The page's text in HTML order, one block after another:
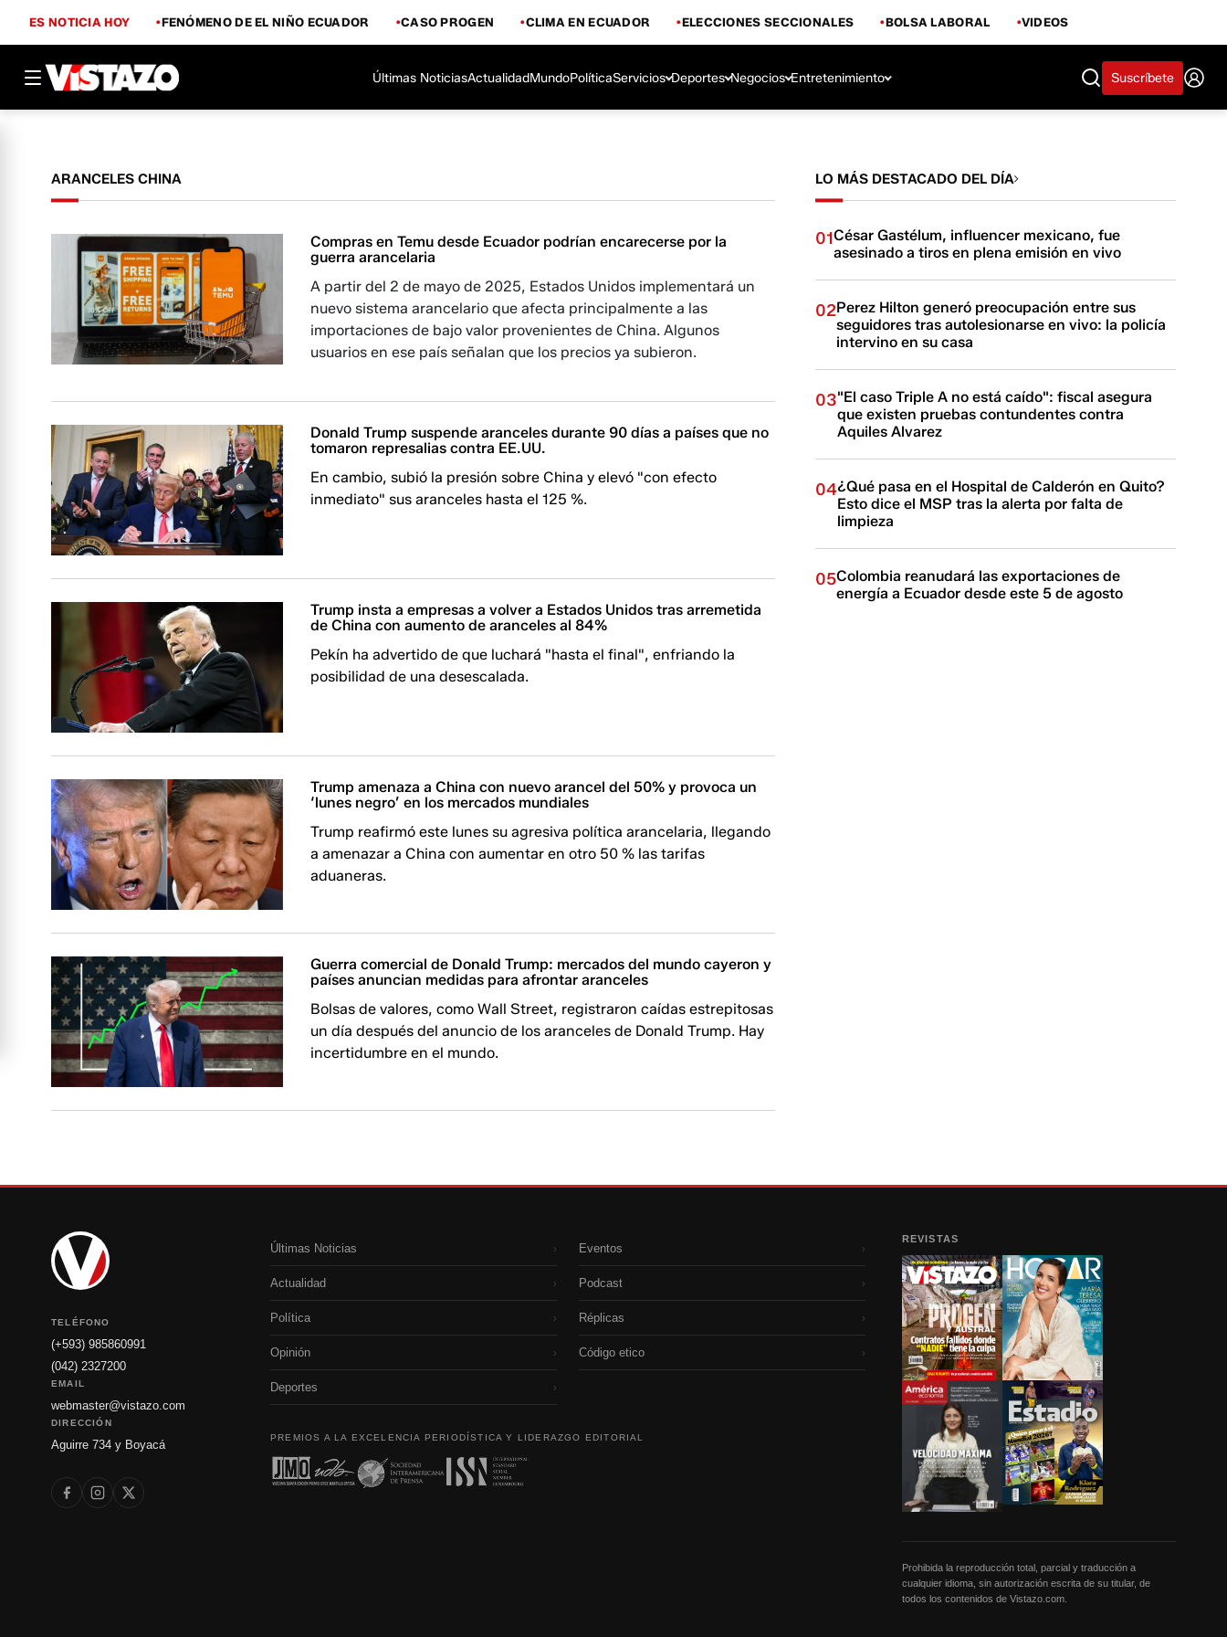
ES NOTICIA HOY FENÓMENO DE EL NIÑO ECUADOR CASO PROGEN CLIMA EN ECUADOR ELECCIONES SECCIONALES BOLSA LABORAL VIDEOS
Últimas NoticiasActualidadMundoPolíticaServicios Deportes Negocios Entretenimiento Suscríbete
ARANCELES CHINA
Compras en Temu desde Ecuador podrían encarecerse por la
guerra arancelaria
A partir del 2 de mayo de 2025, Estados Unidos implementará un
nuevo sistema arancelario que afecta principalmente a las
importaciones de bajo valor provenientes de China. Algunos
usuarios en ese país señalan que los precios ya subieron.
Donald Trump suspende aranceles durante 90 días a países que no
tomaron represalias contra EE.UU.
En cambio, subió la presión sobre China y elevó "con efecto
inmediato" sus aranceles hasta el 125 %.
Trump insta a empresas a volver a Estados Unidos tras arremetida
de China con aumento de aranceles al 84%
Pekín ha advertido de que luchará "hasta el final", enfriando la
posibilidad de una desescalada.
Trump amenaza a China con nuevo arancel del 50% y provoca un
‘lunes negro’ en los mercados mundiales
Trump reafirmó este lunes su agresiva política arancelaria, llegando
a amenazar a China con aumentar en otro 50 % las tarifas
aduaneras.
Guerra comercial de Donald Trump: mercados del mundo cayeron y
países anuncian medidas para afrontar aranceles
Bolsas de valores, como Wall Street, registraron caídas estrepitosas
un día después del anuncio de los aranceles de Donald Trump. Hay
incertidumbre en el mundo.
LO MÁS DESTACADO DEL DÍA
01César Gastélum, influencer mexicano, fue
asesinado a tiros en plena emisión en vivo
02Perez Hilton generó preocupación entre sus
seguidores tras autolesionarse en vivo: la policía
intervino en su casa
03"El caso Triple A no está caído": fiscal asegura
que existen pruebas contundentes contra
Aquiles Alvarez
04¿Qué pasa en el Hospital de Calderón en Quito?
Esto dice el MSP tras la alerta por falta de
limpieza
05Colombia reanudará las exportaciones de
energía a Ecuador desde este 5 de agosto
TELÉFONO
(+593) 985860991
(042) 2327200
EMAIL
webmaster@vistazo.com
DIRECCIÓN
Aguirre 734 y Boyacá
Últimas Noticias ›
Actualidad ›
Política ›
Opinión ›
Deportes ›
Eventos ›
Podcast ›
Réplicas ›
Código etico ›
PREMIOS A LA EXCELENCIA PERIODÍSTICA Y LIDERAZGO EDITORIAL
REVISTAS
Prohibida la reproducción total, parcial y traducción a
cualquier idioma, sin autorización escrita de su titular, de
todos los contenidos de Vistazo.com.